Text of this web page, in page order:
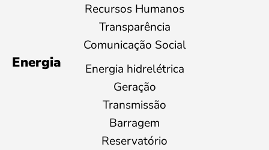
Recursos Humanos
Transparência
Comunicação Social
Energia
Energia hidrelétrica
Geração
Transmissão
Barragem
Reservatório